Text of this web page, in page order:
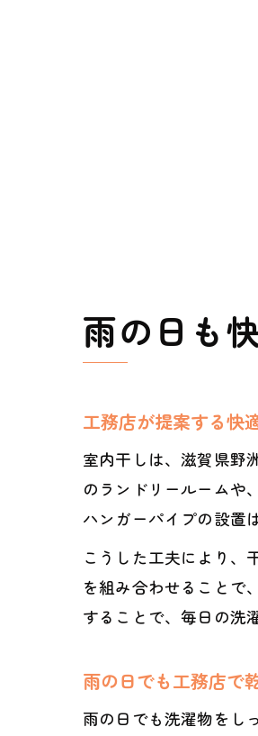
雨の日も
工務店が提案する快
室内干しは、滋賀県野
のランドリールームや
ハンガーパイプの設置
こうした工夫により、
を組み合わせることで
することで、毎日の洗
雨の日でも工務店で
雨の日でも洗濯物をし